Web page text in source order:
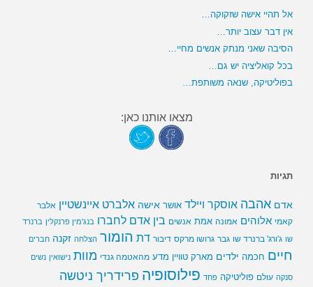
אל תהיי אישה שזקוקה…
אין דבר עצוב יותר…
הסיבה שאני מנתק אנשים מחיי…
בכל קואליציה יש גם…
בפוליטיקה, שנאה משותפת…
מצאו אותנו כאן:
תגיות
אדם אהבה אוסקר ויילד אושר אישה אלברט איינשטיין אלבר
קאמי אלוהים אמונה אמת אנשים בין אדם לחברו בנג'מין פרנקלין ברנרד
שו ג'ורג' ברנרד שו גבר גרושו מרקס דיבור דת הומור הצלחה זקנה חברים
חיים חכמה ילדים מארק טוויין מדע מהאטמה גנדי מוות נישואין נשים
סנקה עולם פוליטיקה פחד פילוסופיה פרידריך ניטשה